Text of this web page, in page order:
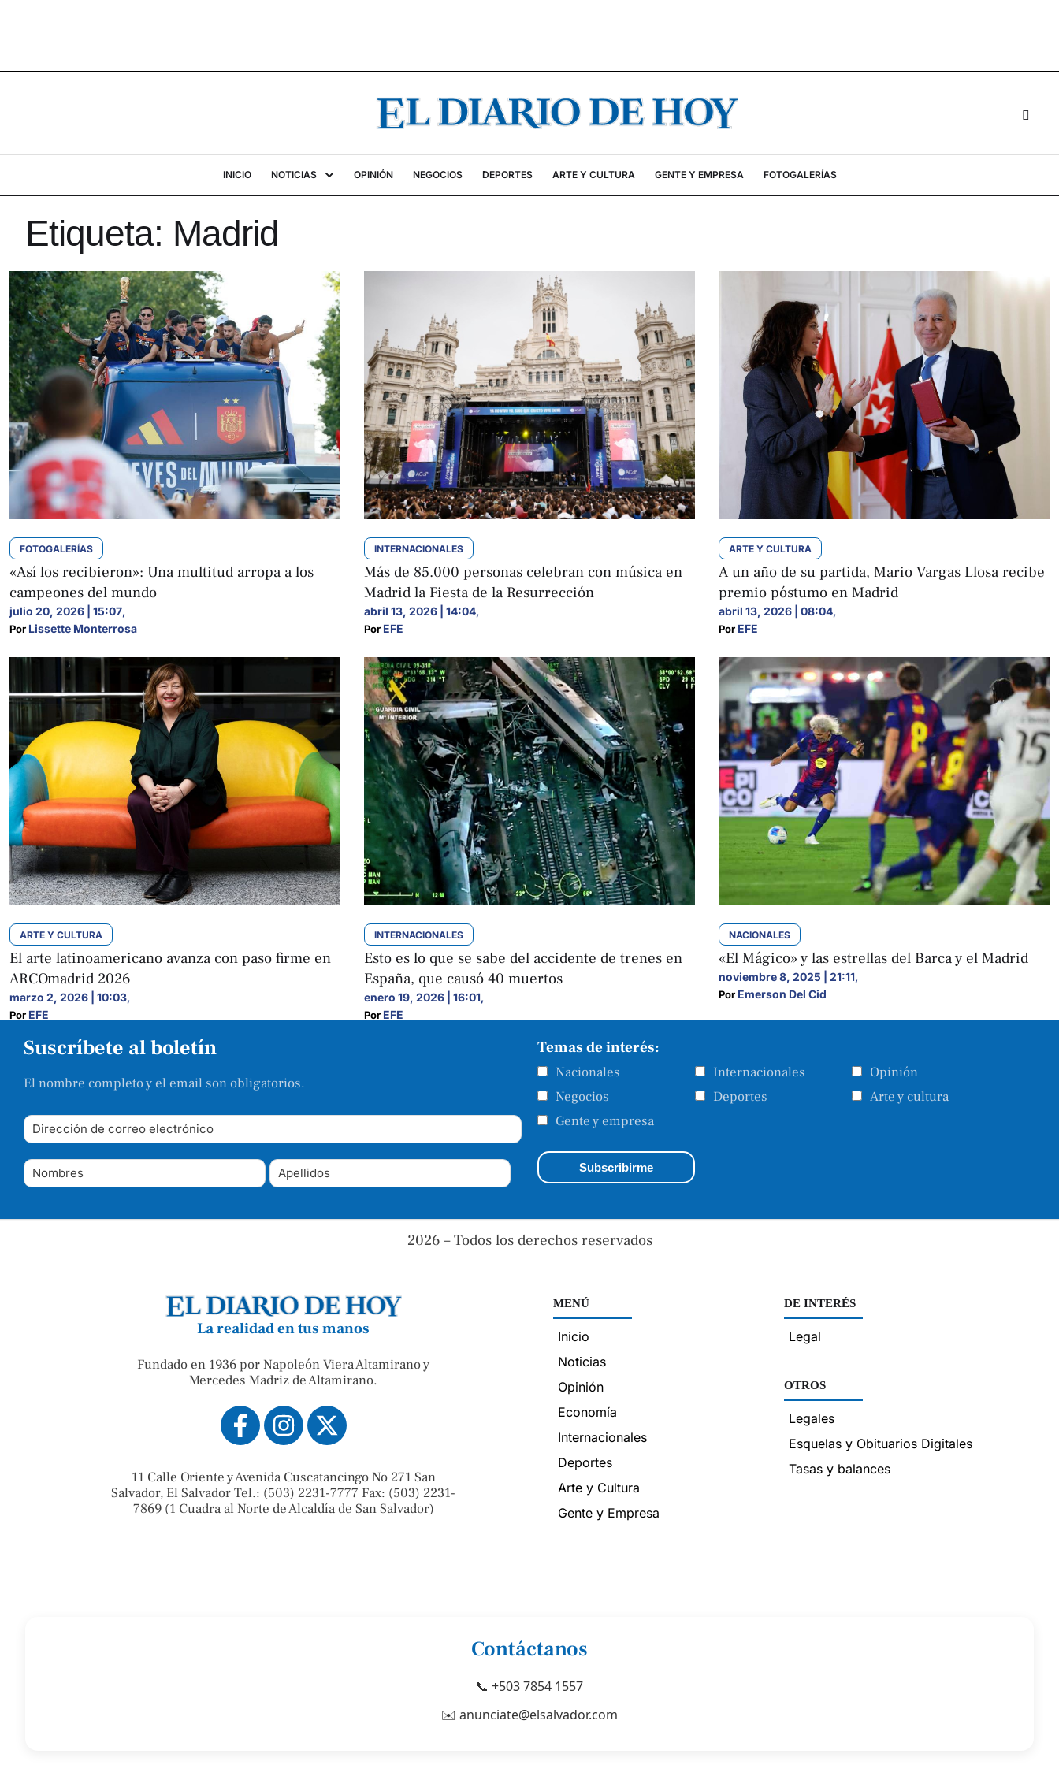
INICIO NOTICIAS OPINIÓN NEGOCIOS DEPORTES ARTE Y CULTURA GENTE Y EMPRESA FOTOGALERÍAS
Etiqueta: Madrid
FOTOGALERÍAS
«Así los recibieron»: Una multitud arropa a los
campeones del mundo
julio 20, 2026 | 15:07,
Por Lissette Monterrosa
INTERNACIONALES
Más de 85.000 personas celebran con música en
Madrid la Fiesta de la Resurrección
abril 13, 2026 | 14:04,
Por EFE
ARTE Y CULTURA
A un año de su partida, Mario Vargas Llosa recibe
premio póstumo en Madrid
abril 13, 2026 | 08:04,
Por EFE
ARTE Y CULTURA
El arte latinoamericano avanza con paso firme en
ARCOmadrid 2026
marzo 2, 2026 | 10:03,
Por EFE
INTERNACIONALES
Esto es lo que se sabe del accidente de trenes en
España, que causó 40 muertos
enero 19, 2026 | 16:01,
Por EFE
NACIONALES
«El Mágico» y las estrellas del Barca y el Madrid
noviembre 8, 2025 | 21:11,
Por Emerson Del Cid
Suscríbete al boletín
El nombre completo y el email son obligatorios.
Temas de interés:
Nacionales Internacionales
Opinión
Negocios
Deportes
Arte y cultura
Gente y empresa
2026 – Todos los derechos reservados
La realidad en tus manos
Fundado en 1936 por Napoleón Viera Altamirano y
Mercedes Madriz de Altamirano.
11 Calle Oriente y Avenida Cuscatancingo No 271 San
Salvador, El Salvador Tel.: (503) 2231-7777 Fax: (503) 2231-
7869 (1 Cuadra al Norte de Alcaldía de San Salvador)
MENÚ
Inicio
Noticias
Opinión
Economía
Internacionales
Deportes
Arte y Cultura
Gente y Empresa
DE INTERÉS
Legal
OTROS
Legales
Esquelas y Obituarios Digitales
Tasas y balances
Contáctanos
📞 +503 7854 1557
✉️ anunciate@elsalvador.com